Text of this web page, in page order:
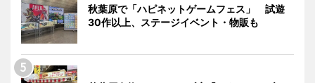
秋葉原で「ハピネットゲームフェス」 試遊
30作以上、ステージイベント・物販も